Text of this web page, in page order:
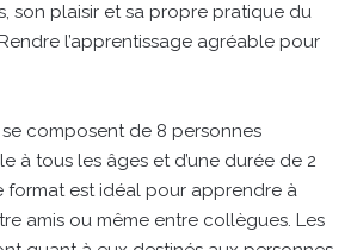
son plaisir et sa propre pratique du
l’apprentissage agréable pour
composent de 8 personnes
à tous les âges et d’une durée de 2
format est idéal pour apprendre à
amis ou même entre collègues. Les